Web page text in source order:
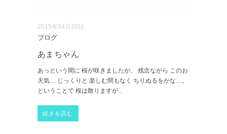
2015年04月20日
ブログ
あまちゃん
あっという間に 桜が咲きましたが、 残念ながら このお
天気… じっくりと 楽しむ間もなく ちりぬるをかな…。
ということで 桜は散りますが...
続きを読む